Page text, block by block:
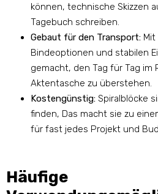
können, technische Skizzen
Tagebuch schreiben.
Gebaut für den Transport:
Bindeoptionen und stabilen
gemacht, den Tag für Tag im
Aktentasche zu überstehen.
Kostengünstig: Spiralblöcke
finden, Das macht sie zu
für fast jedes Projekt und
Häufige